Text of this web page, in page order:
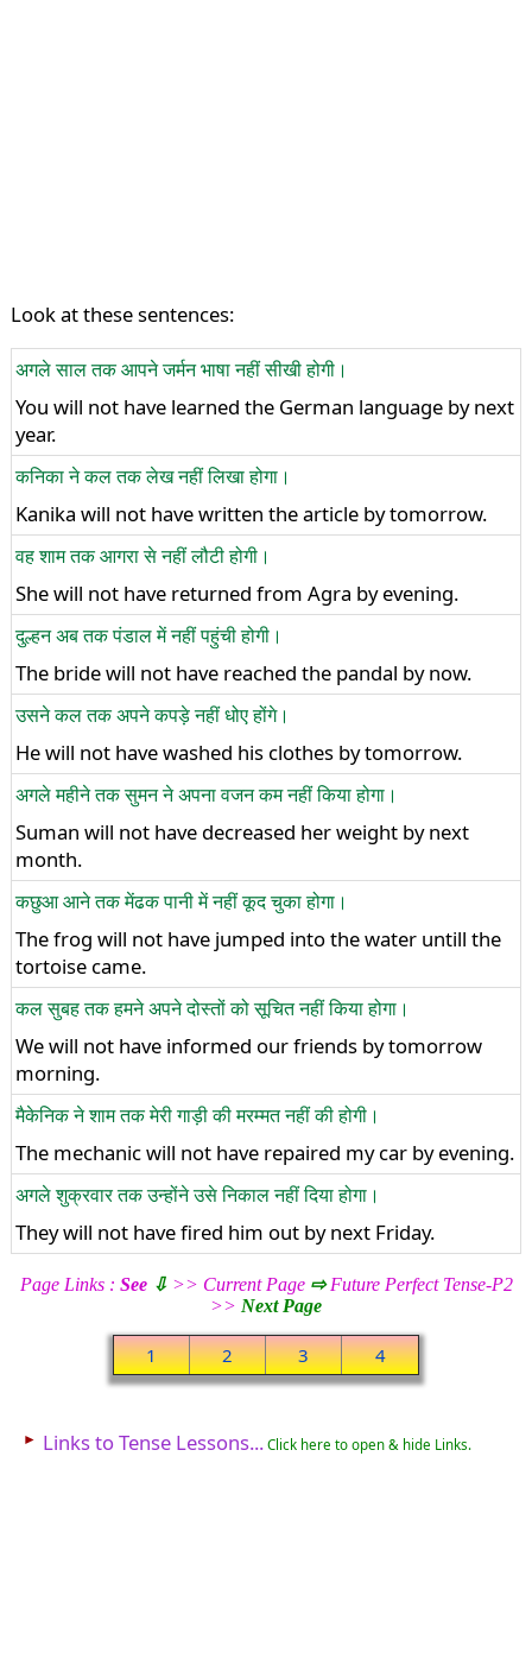
Look at these sentences:
अगले साल तक आपने जर्मन भाषा नहीं सीखी होगी।
You will not have learned the German language by next
year.
कनिका ने कल तक लेख नहीं लिखा होगा।
Kanika will not have written the article by tomorrow.
वह शाम तक आगरा से नहीं लौटी होगी।
She will not have returned from Agra by evening.
दुल्हन अब तक पंडाल में नहीं पहुंची होगी।
The bride will not have reached the pandal by now.
उसने कल तक अपने कपड़े नहीं धोए होंगे।
He will not have washed his clothes by tomorrow.
अगले महीने तक सुमन ने अपना वजन कम नहीं किया होगा।
Suman will not have decreased her weight by next
month.
कछुआ आने तक मेंढक पानी में नहीं कूद चुका होगा।
The frog will not have jumped into the water untill the
tortoise came.
कल सुबह तक हमने अपने दोस्तों को सूचित नहीं किया होगा।
We will not have informed our friends by tomorrow
morning.
मैकेनिक ने शाम तक मेरी गाड़ी की मरम्मत नहीं की होगी।
The mechanic will not have repaired my car by evening.
अगले शुक्रवार तक उन्होंने उसे निकाल नहीं दिया होगा।
They will not have fired him out by next Friday.
Page Links : See ⇩>> Current Page ⇨Future Perfect Tense-P2
>> Next Page
1 2 3 4
► Links to Tense Lessons...Click here to open & hide Links.